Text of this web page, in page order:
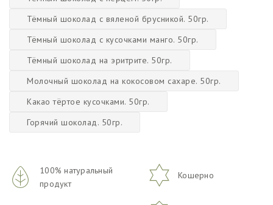
Тёмный шоколад с вяленой брусникой. 50гр.
Тёмный шоколад с кусочками манго. 50гр.
Тёмный шоколад на эритрите. 50гр.
Молочный шоколад на кокосовом сахаре. 50гр.
Какао тёртое кусочками. 50гр.
Горячий шоколад. 50гр.
100% натуральный
продукт
Кошерно